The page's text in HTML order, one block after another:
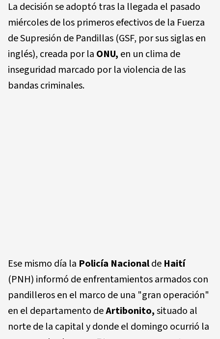
La decisión se adoptó tras la llegada el pasado
miércoles de los primeros efectivos de la Fuerza
de Supresión de Pandillas (GSF, por sus siglas en
inglés), creada por la ONU, en un clima de
inseguridad marcado por la violencia de las
bandas criminales.
Ese mismo día la Policía Nacionalde Haití
(PNH) informó de enfrentamientos armados con
pandilleros en el marco de una "gran operación"
en el departamento deArtibonito,situado al
norte de la capital y donde el domingo ocurrió la